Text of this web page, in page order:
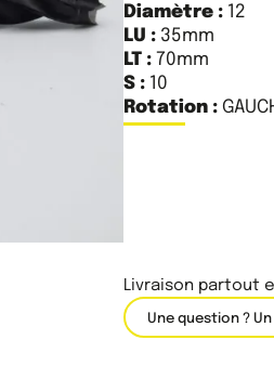
Diamètre : 12
LU : 35mm
LT : 70mm
S : 10
Rotation :
Livraison partout
Une question ?